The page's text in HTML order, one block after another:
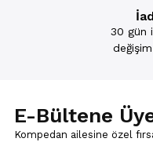
30 gün
E-Bültene
Kompedan ailesine özel